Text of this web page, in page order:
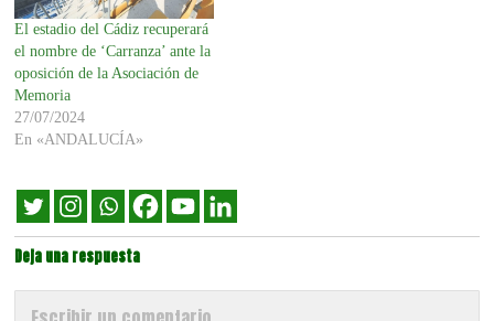
El estadio del Cádiz recuperará
el nombre de ‘Carranza’ ante la
oposición de la Asociación de
Memoria
27/07/2024
En «ANDALUCÍA»
Deja una respuesta